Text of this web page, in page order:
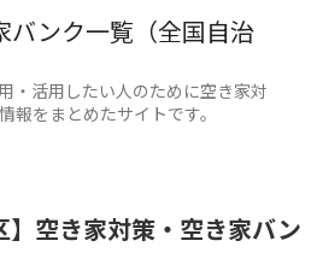
バンク一覧（全国自治
・活用したい人のために空き家対
報をまとめたサイトです。
】空き家対策・空き家バン